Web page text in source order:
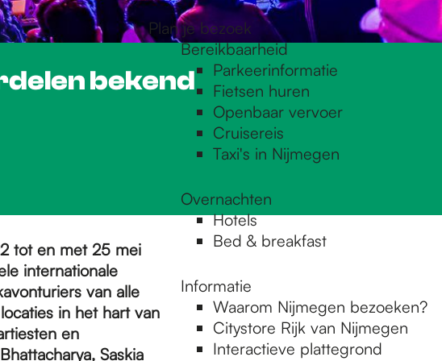
Plan je bezoek
Bereikbaarheid
Parkeerinformatie
Fietsen huren
Openbaar vervoer
Cruisereis
Taxi's in Nijmegen
Overnachten
Hotels
Bed & breakfast
Informatie
Waarom Nijmegen bezoeken?
Citystore Rijk van Nijmegen
Interactieve plattegrond
bekend
tot en met 25 mei
internationale
van alle
in het hart van
en
Saskia